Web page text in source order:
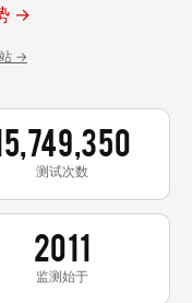
→
→
测试次数
2011
监测始于